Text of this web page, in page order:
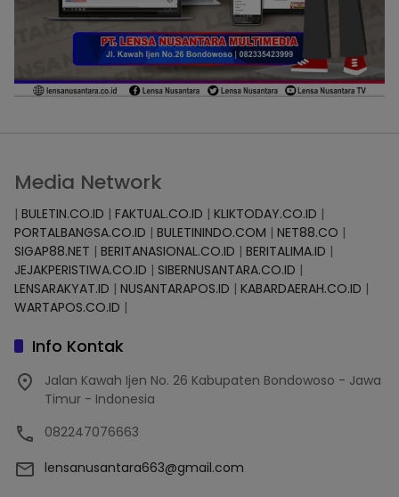
Media Network
| BULETIN.CO.ID | FAKTUAL.CO.ID | KLIKTODAY.CO.ID |
PORTALBANGSA.CO.ID | BULETININDO.COM | NET88.CO |
SIGAP88.NET | BERITANASIONAL.CO.ID | BERITALIMA.ID |
JEJAKPERISTIWA.CO.ID | SIBERNUSANTARA.CO.ID |
LENSARAKYAT.ID | NUSANTARAPOS.ID | KABARDAERAH.CO.ID |
WARTAPOS.CO.ID |
Info Kontak
Jalan Kawah Ijen No. 26 Kabupaten Bondowoso - Jawa
Timur - Indonesia
082247076663
lensanusantara663@gmail.com